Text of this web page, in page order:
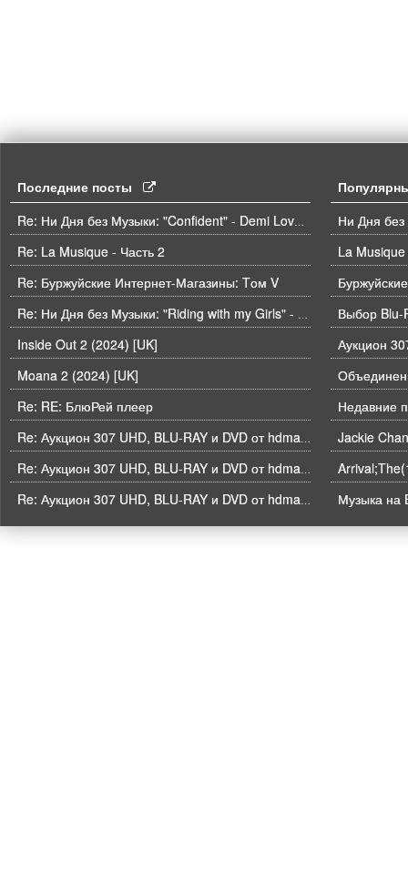
Последние посты
Re: La Musique - Часть 2
Re: Буржуйские Интернет-Магазины: Tом V
Inside Out 2 (2024) [UK]
Moana 2 (2024) [UK]
Re: RE: БлюРей плеер
Ни Дня
La
Выбор Blu-
Недавние
Музыка на